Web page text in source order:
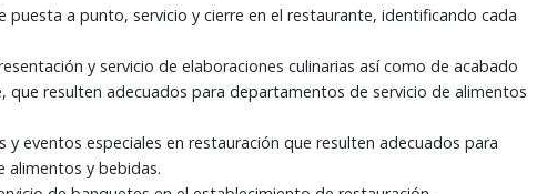
puesta a punto, servicio y cierre en el restaurante, identificando cada
y servicio de elaboraciones culinarias así como de acabado
que resulten adecuados para departamentos de servicio de alimentos
eventos especiales en restauración que resulten adecuados para
alimentos y bebidas.